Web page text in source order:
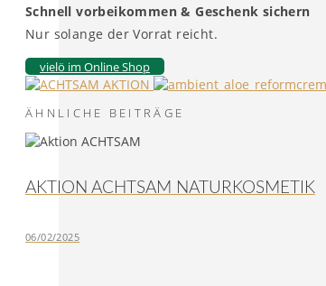
Schnell vorbeikommen & Geschenk sichern
Nur solange der Vorrat reicht.
vielö im Online Shop
ÄHNLICHE BEITRÄGE
AKTION ACHTSAM NATURKOSMETIK
06/02/2025